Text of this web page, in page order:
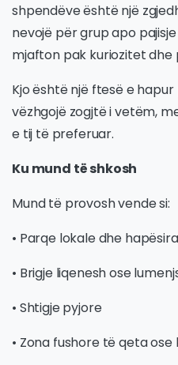
shpendëve është një
nevojë për grup apo
mjafton pak kuriozitet dhe
Kjo është një ftesë e
vëzhgojë zogjtë i vetëm,
e tij të preferuar.
Ku mund të shkosh
Mund të provosh vende si:
• Parqe lokale dhe
• Brigje liqenesh ose
• Shtigje pyjore
• Zona fushore të qeta ose